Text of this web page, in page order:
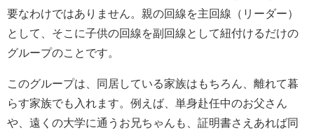
要なわけではありません。親の回線を主回線（リーダー）
として、そこに子供の回線を副回線として紐付けるだけの
グループのことです。
このグループは、同居している家族はもちろん、離れて暮
らす家族でも入れます。例えば、単身赴任中のお父さん
や、遠くの大学に通うお兄ちゃんも、証明書さえあれば同